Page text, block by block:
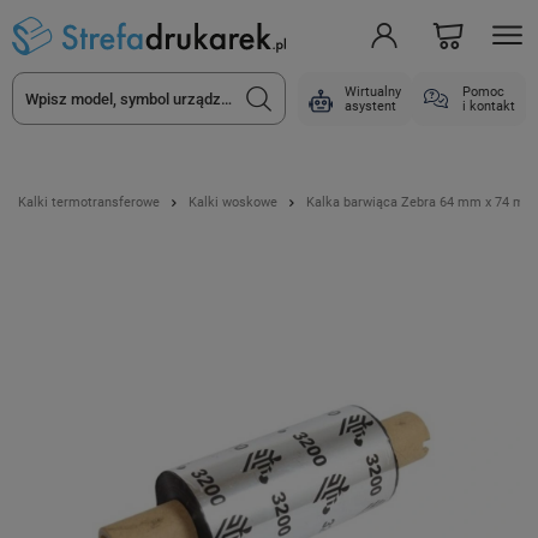
Wirtualny
asystent
Pomoc
i kontakt
Kalki termotransferowe Kalki woskowe Kalka barwiąca Zebra 64 mm x 74 m